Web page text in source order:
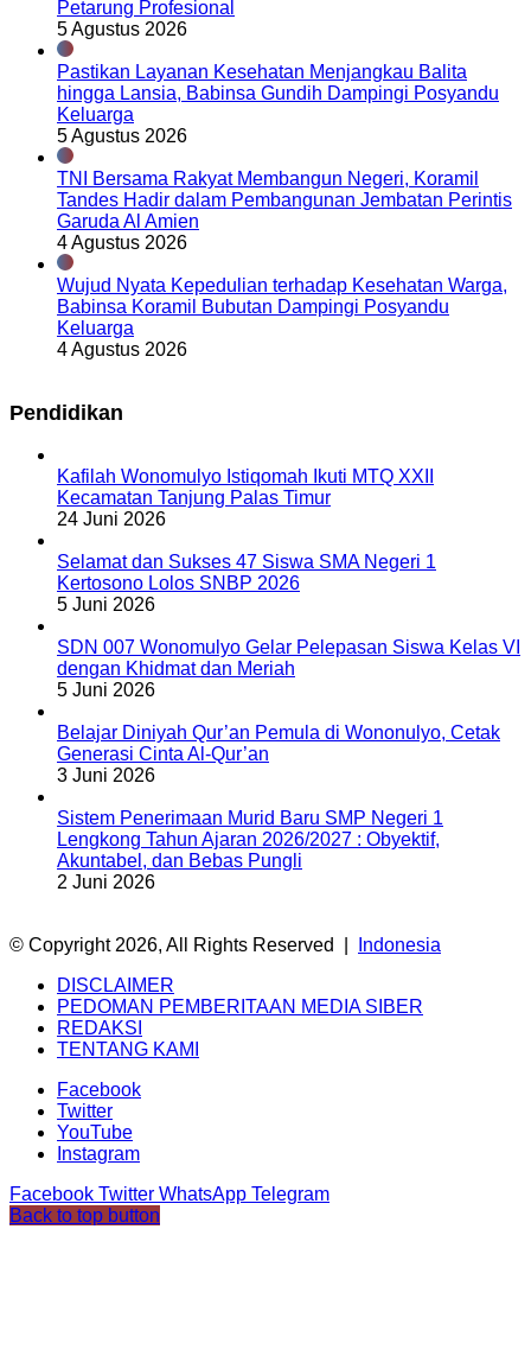
Petarung Profesional
5 Agustus 2026
Pastikan Layanan Kesehatan Menjangkau Balita
hingga Lansia, Babinsa Gundih Dampingi Posyandu
Keluarga
5 Agustus 2026
TNI Bersama Rakyat Membangun Negeri, Koramil
Tandes Hadir dalam Pembangunan Jembatan Perintis
Garuda Al Amien
4 Agustus 2026
Wujud Nyata Kepedulian terhadap Kesehatan Warga,
Babinsa Koramil Bubutan Dampingi Posyandu
Keluarga
4 Agustus 2026
Pendidikan
Kafilah Wonomulyo Istiqomah Ikuti MTQ XXII
Kecamatan Tanjung Palas Timur
24 Juni 2026
Selamat dan Sukses 47 Siswa SMA Negeri 1
Kertosono Lolos SNBP 2026
5 Juni 2026
SDN 007 Wonomulyo Gelar Pelepasan Siswa Kelas VI
dengan Khidmat dan Meriah
5 Juni 2026
Belajar Diniyah Qur’an Pemula di Wononulyo, Cetak
Generasi Cinta Al-Qur’an
3 Juni 2026
Sistem Penerimaan Murid Baru SMP Negeri 1
Lengkong Tahun Ajaran 2026/2027 : Obyektif,
Akuntabel, dan Bebas Pungli
2 Juni 2026
© Copyright 2026, All Rights Reserved |
Indonesia
DISCLAIMER
PEDOMAN PEMBERITAAN MEDIA SIBER
REDAKSI
TENTANG KAMI
Facebook
Twitter
YouTube
Instagram
Facebook Twitter WhatsApp Telegram
Back to top button